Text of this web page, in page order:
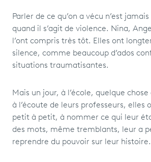
Parler de ce qu’on a vécu n’est
quand il s’agit de violence. Nina,
l’ont compris très tôt. Elles ont
silence, comme beaucoup d’ados
situations traumatisantes.
Mais un jour, à l’école, quelque
à l’écoute de leurs professeurs, elles
petit à petit, à nommer ce qui leur
des mots, même tremblants, leur a
reprendre du pouvoir sur leur histoire.